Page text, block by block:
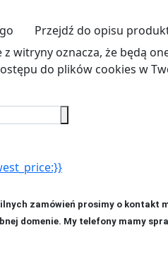
Przejdź do opisu
witryny oznacza, że będą
do plików cookies w
zamówień prosimy o kontakt
domenie. My telefony mamy